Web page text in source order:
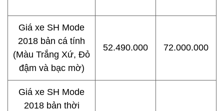
Giá xe SH Mode
2018 bản cá tính
(Màu Trắng Xứ, Đỏ
đậm và bạc mờ)
52.490.000 72.000.000
Giá xe SH Mode
2018 bản thời